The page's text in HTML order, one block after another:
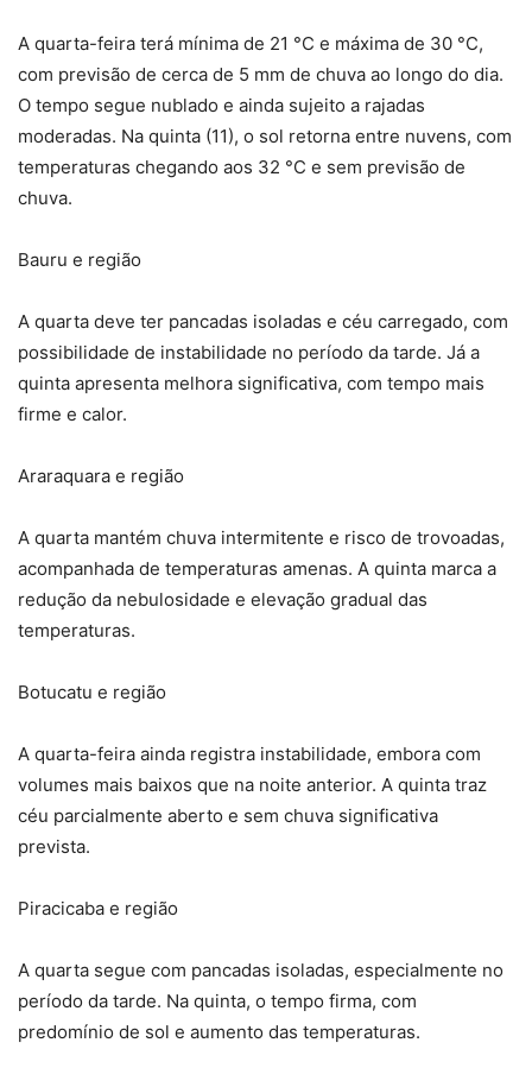
A quarta-feira terá mínima de 21 °C e máxima de 30 °C,
com previsão de cerca de 5 mm de chuva ao longo do dia.
O tempo segue nublado e ainda sujeito a rajadas
moderadas. Na quinta (11), o sol retorna entre nuvens, com
temperaturas chegando aos 32 °C e sem previsão de
chuva.
Bauru e região
A quarta deve ter pancadas isoladas e céu carregado, com
possibilidade de instabilidade no período da tarde. Já a
quinta apresenta melhora significativa, com tempo mais
firme e calor.
Araraquara e região
A quarta mantém chuva intermitente e risco de trovoadas,
acompanhada de temperaturas amenas. A quinta marca a
redução da nebulosidade e elevação gradual das
temperaturas.
Botucatu e região
A quarta-feira ainda registra instabilidade, embora com
volumes mais baixos que na noite anterior. A quinta traz
céu parcialmente aberto e sem chuva significativa
prevista.
Piracicaba e região
A quarta segue com pancadas isoladas, especialmente no
período da tarde. Na quinta, o tempo firma, com
predomínio de sol e aumento das temperaturas.